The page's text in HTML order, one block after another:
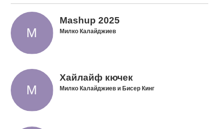
Mashup 2025
Милко Калайджиев
Хайлайф кючек
Милко Калайджиев и Бисер Кинг